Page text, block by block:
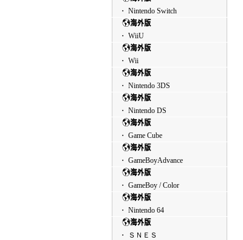
・ Nintendo Switch
・ WiiU
・ Wii
・ Nintendo 3DS
・ Nintendo DS
・ Game Cube
・ GameBoyAdvance
・ GameBoy / Color
・ Nintendo 64
・ ＳＮＥＳ